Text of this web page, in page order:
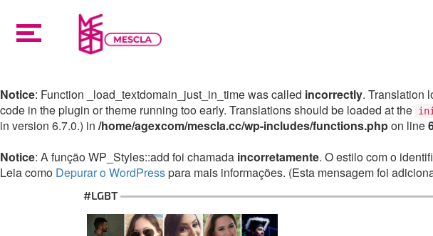
Notice: Function _load_textdomain_just_in_time was called incorrectly. Translation
code in the plugin or theme running too early. Translations should be loaded at the
in version 6.7.0.) in /home/agexcom/mescla.cc/wp-includes/functions.phpon line
Notice: A função WP_Styles::add foi chamada incorretamente. O estilo com o
Leia como Depurar o WordPresspara mais informações. (Esta mensagem foi
#LGBT